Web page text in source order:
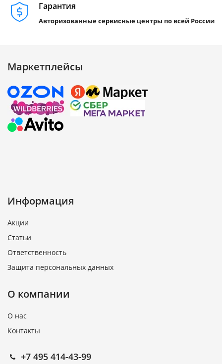
Гарантия
Авторизованные сервисные центры по всей России
Маркетплейсы
Информация
Акции
Статьи
Ответственность
Защита персональных данных
О компании
О нас
Контакты
+7 495 414-43-99